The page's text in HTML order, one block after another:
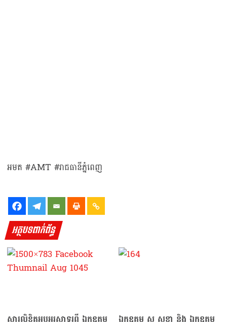
អមត #AMT #រាជធានីភ្នំពេញ
អត្ថបទពាក់ព័ន្ធ